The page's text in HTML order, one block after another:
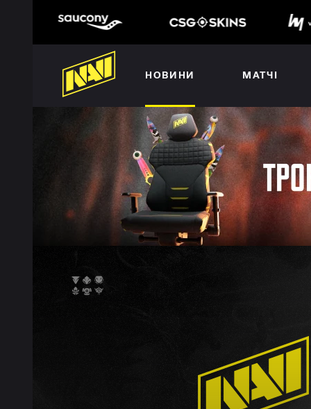
НОВИНИ МАТЧІ